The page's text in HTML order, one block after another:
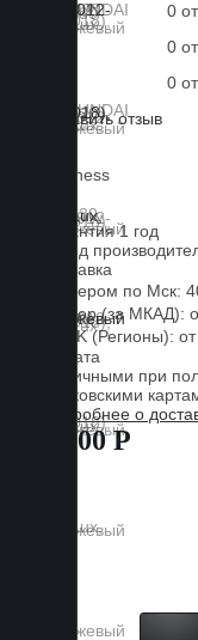
0
0
0
Оставить отзыв
Business
Гарантия 1 год
Завод
Доставка
Курьером по Мск:
Курьер (за МКАД):
CDEK (Регионы):
Оплата
Наличными при
Банковскими
Подробнее о
7 500 Р